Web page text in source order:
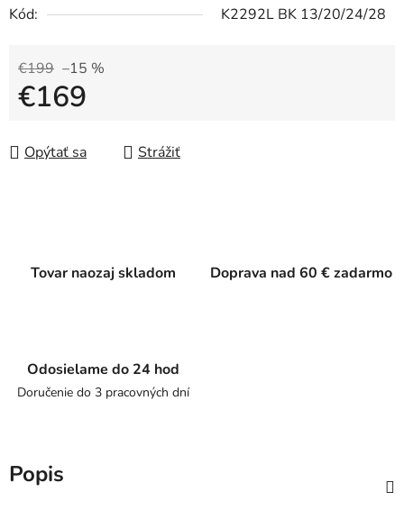
Kód:
K2292L BK 13/20/24/28
€199 –15 %
€169
Opýtať sa
Strážiť
Tovar naozaj skladom Doprava nad 60 € zadarmo
Odosielame do 24 hod
Doručenie do 3 pracovných dní
Popis